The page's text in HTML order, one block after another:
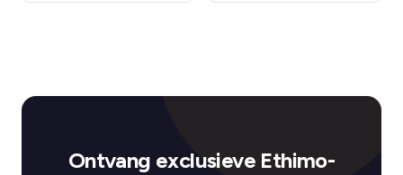
Ontvang exclusieve Ethimo-